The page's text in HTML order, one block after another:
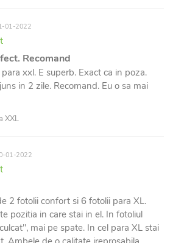
01-2022
Recomand
xxl. E superb. Exact ca in poza.
in 2 zile. Recomand. Eu o sa mai
XXL
01-2022
2 fotolii confort si 6 fotolii para XL.
pozitia in care stai in el. In fotoliul
mai pe spate. In cel para XL stai